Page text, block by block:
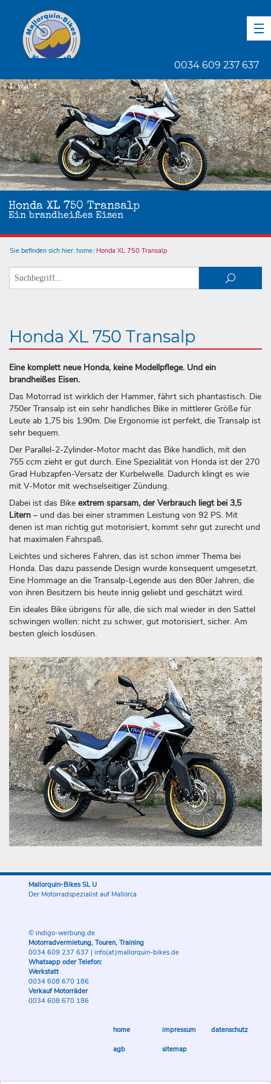
0034 609 237 637
Honda XL 750 Transalp
Ein brandheißes Eisen
1 von 1
Sie befinden sich hier: home Honda XL 750 Transalp
Honda XL 750 Transalp
Eine komplett neue Honda, keine Modellpflege. Und ein
brandheißes Eisen.
Das Motorrad ist wirklich der Hammer, fährt sich phantastisch. Die
750er Transalp ist ein sehr handliches Bike in mittlerer Größe für
Leute ab 1,75 bis 1,90m. Die Ergonomie ist perfekt, die Transalp ist
sehr bequem.
Der Parallel-2-Zylinder-Motor macht das Bike handlich, mit den
755 ccm zieht er gut durch. Eine Spezialität von Honda ist der 270
Grad Hubzapfen-Versatz der Kurbelwelle. Dadurch klingt es wie
mit V-Motor mit wechselseitiger Zündung.
Dabei ist das Bike extrem sparsam, der Verbrauch liegt bei 3,5
Litern – und das bei einer strammen Leistung von 92 PS. Mit
denen ist man richtig gut motorisiert, kommt sehr gut zurecht und
hat maximalen Fahrspaß.
Leichtes und sicheres Fahren, das ist schon immer Thema bei
Honda. Das dazu passende Design wurde konsequent umgesetzt.
Eine Hommage an die Transalp-Legende aus den 80er Jahren, die
von ihren Besitzern bis heute innig geliebt und geschätzt wird.
Ein ideales Bike übrigens für alle, die sich mal wieder in den Sattel
schwingen wollen: nicht zu schwer, gut motorisiert, sicher. Am
besten gleich losdüsen.
Mallorquin-Bikes SL U
Der Motorradspezialist auf Mallorca
© indigo-werbung.de
Motorradvermietung, Touren, Training
0034 609 237 637 | info(at)mallorquin-bikes.de
Whatsapp oder Telefon:
Werkstatt
0034 608 670 186
Verkauf Motorräder
0034 608 670 186
home impressum datenschutz
agb sitemap